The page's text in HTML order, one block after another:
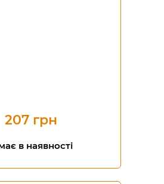
207 грн
в наявності